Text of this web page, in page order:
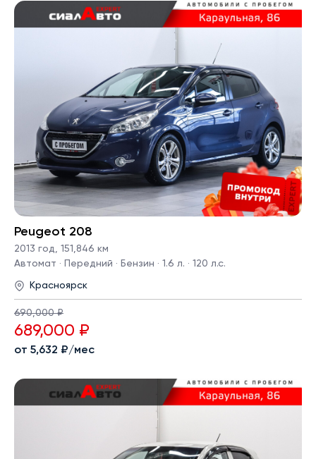
Peugeot 208
2013 год, 151,846 км
Автомат · Передний · Бензин · 1.6 л. · 120 л.с.
Красноярск
690,000 ₽
689,000 ₽
от 5,632 ₽/мес